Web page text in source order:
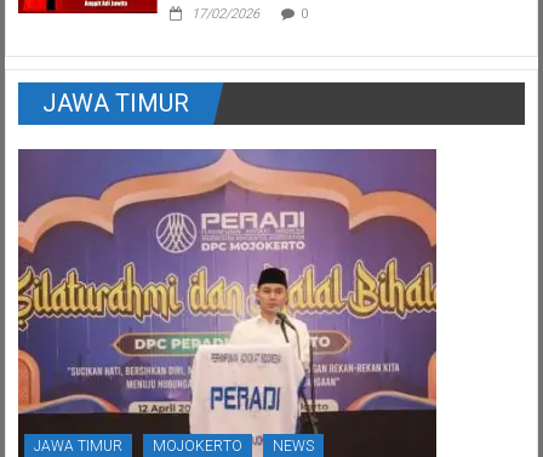
17/02/2026 0
JAWA TIMUR
JAWA TIMUR MOJOKERTO NEWS